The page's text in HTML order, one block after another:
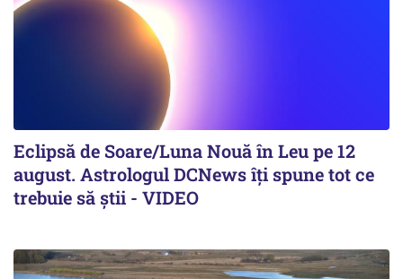
Eclipsă de Soare/Luna Nouă în Leu pe 12
august. Astrologul DCNews îți spune tot ce
trebuie să știi - VIDEO